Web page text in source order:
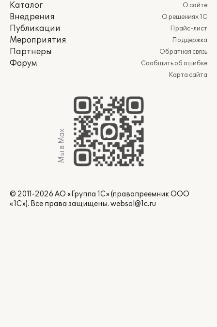
Каталог
Внедрения
Публикации
Мероприятия
Партнеры
Форум
О сайте
О решениях 1С
Прайс-лист
Поддержка
Обратная связь
Сообщить об ошибке
Карта сайта
Мы в Max
© 2011-2026 АО «Группа 1С» (правопреемник ООО
«1С»). Все права защищены. websol@1c.ru